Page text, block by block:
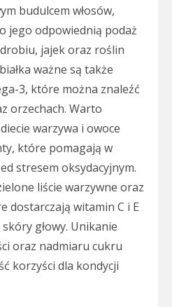
budulcem włosów,
jego odpowiednią podaż
jajek oraz roślin
ważne są także
3, które można znaleźć
orzechach. Warto
warzywa i owoce
które pomagają w
stresem oksydacyjnym.
liście warzywne oraz
dostarczają witamin C i E
głowy. Unikanie
oraz nadmiaru cukru
korzyści dla kondycji